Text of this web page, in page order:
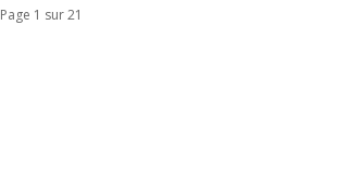
Page 1 sur 21